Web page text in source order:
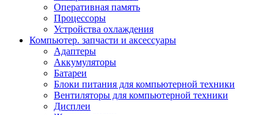
Оперативная память
Процессоры
Устройства охлаждения
Компьютер. запчасти и аксессуары
Адаптеры
Аккумуляторы
Батареи
Блоки питания для компьютерной техники
Вентиляторы для компьютерной техники
Дисплеи